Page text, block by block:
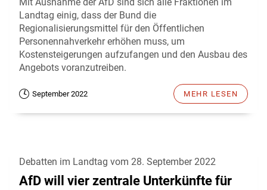
Landtag einig, dass der Bund die
Regionalisierungsmittel für den Öffentlichen
Personennahverkehr erhöhen muss, um
Kostensteigerungen aufzufangen und den Ausbau des
Angebots voranzutreiben.
September 2022 MEHR LESEN
Debatten im Landtag vom 28. September 2022
AfD will vier zentrale Unterkünfte für